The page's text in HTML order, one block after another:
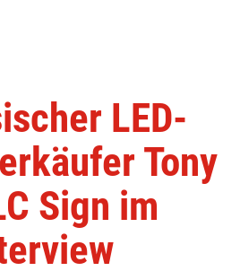
LED-
Tony
Sign im